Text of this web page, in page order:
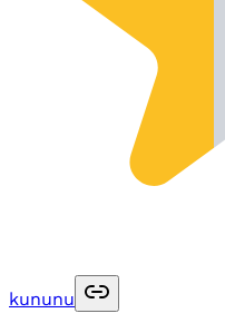
kununu